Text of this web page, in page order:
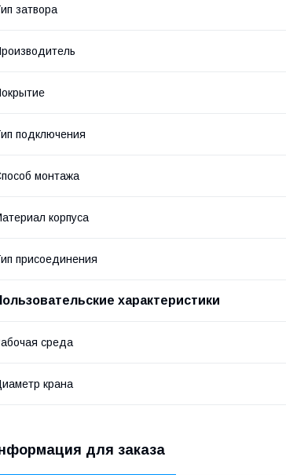
затвора
подключения
монтажа
корпуса
присоединения
характеристики
среда
крана
для заказа